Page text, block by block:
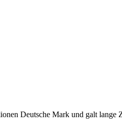
Deutsche Mark und galt lange